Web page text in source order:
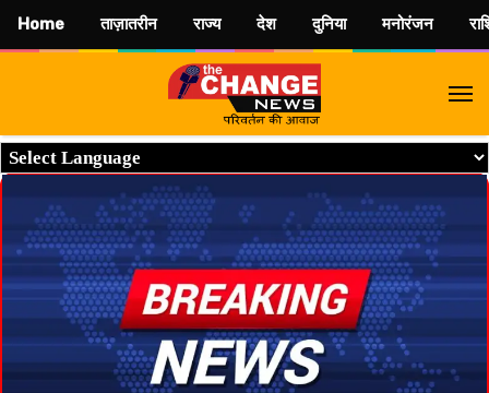
Home ताज़ातरीन राज्य देश दुनिया मनोरंजन